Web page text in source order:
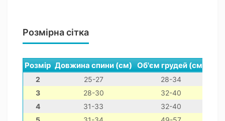
Розмірна сітка
Розмір Довжина спини (см) Об'єм грудей (см)
2 25-27
28-34
3
28-30
32-40
4
31-33
32-40